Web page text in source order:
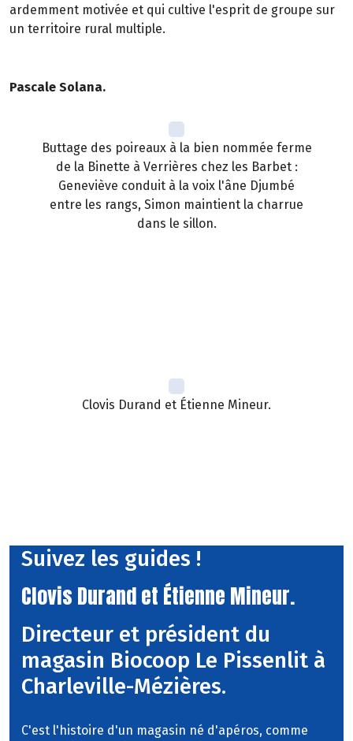
ardemment motivée et qui cultive l'esprit de groupe sur
un territoire rural multiple.
Pascale Solana.
Buttage des poireaux à la bien nommée ferme
de la Binette à Verrières chez les Barbet :
Geneviève conduit à la voix l'âne Djumbé
entre les rangs, Simon maintient la charrue
dans le sillon.
Clovis Durand et Étienne Mineur.
Suivez les guides !
Clovis Durand et Étienne Mineur.
Directeur et président du
magasin Biocoop Le Pissenlit à
Charleville-Mézières.
C'est l'histoire d'un magasin né d'apéros, comme